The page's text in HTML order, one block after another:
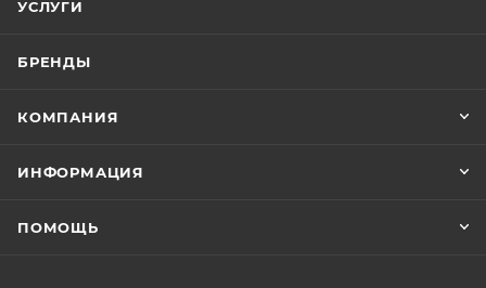
УСЛУГИ
БРЕНДЫ
КОМПАНИЯ
ИНФОРМАЦИЯ
ПОМОЩЬ